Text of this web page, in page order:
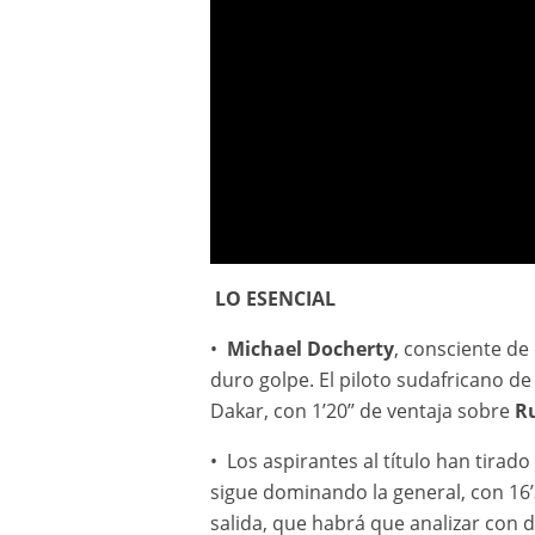
Etapa 10 - Película presentada por Aramco -
LO ESENCIAL
• Michael Docherty, consciente
duro golpe. El piloto sudafricano
Dakar, con 1’20’’ de ventaja sobre
• Los aspirantes al título han
sigue dominando la general, con
salida, que habrá que analizar con